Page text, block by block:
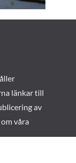
länkar till
av
våra